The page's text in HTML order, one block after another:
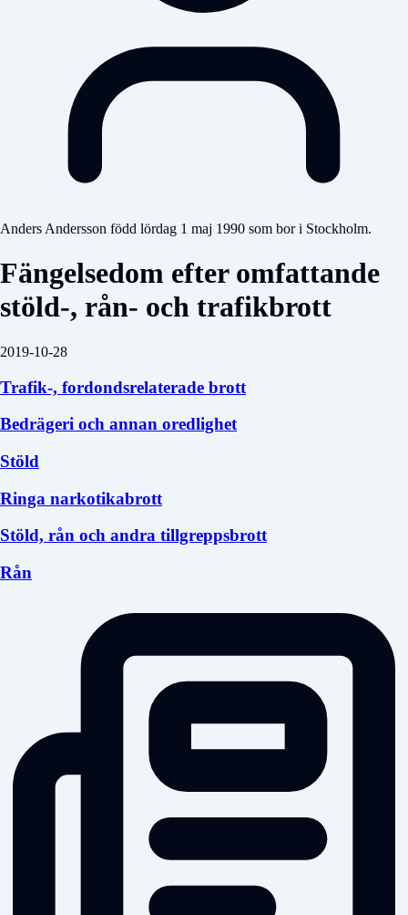
Anders Andersson född lördag 1 maj 1990 som bor i Stockholm.
Fängelsedom efter omfattande
stöld-, rån- och trafikbrott
2019-10-28
Trafik-, fordondsrelaterade brott
Bedrägeri och annan oredlighet
Stöld
Ringa narkotikabrott
Stöld, rån och andra tillgreppsbrott
Rån